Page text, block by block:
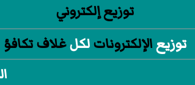
توزيع إلكتروني
توزيعالإلكتروناتلكلغلاف تكافؤ